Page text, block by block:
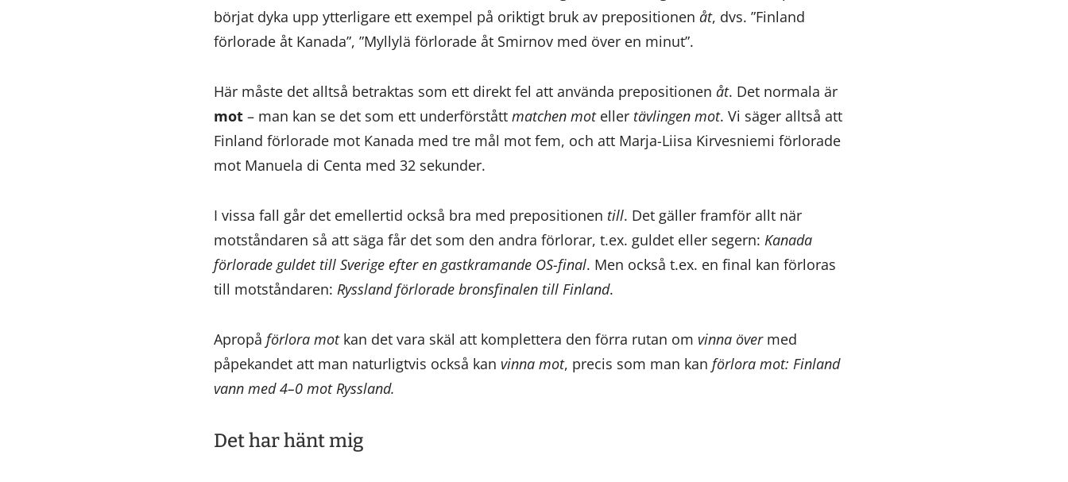
börjat dyka upp ytterligare ett exempel på oriktigt bruk av prepositionen åt, dvs. ”Finland
förlorade åt Kanada”, ”Myllylä förlorade åt Smirnov med över en minut”.
Här måste det alltså betraktas som ett direkt fel att använda prepositionen åt. Det normala är
mot– man kan se det som ett underförstått matchen moteller tävlingen mot. Vi säger alltså att
Finland förlorade mot Kanada med tre mål mot fem, och att Marja-Liisa Kirvesniemi förlorade
mot Manuela di Centa med 32 sekunder.
I vissa fall går det emellertid också bra med prepositionen till. Det gäller framför allt när
motståndaren så att säga får det som den andra förlorar, t.ex. guldet eller segern: Kanada
förlorade guldet till Sverige efter en gastkramande OS-final. Men också t.ex. en final kan förloras
till motståndaren: Ryssland förlorade bronsfinalen till Finland.
Apropå förlora motkan det vara skäl att komplettera den förra rutan om vinna övermed
påpekandet att man naturligtvis också kan vinna mot, precis som man kan förlora mot: Finland
vann med 4–0 mot Ryssland.
Det har hänt mig